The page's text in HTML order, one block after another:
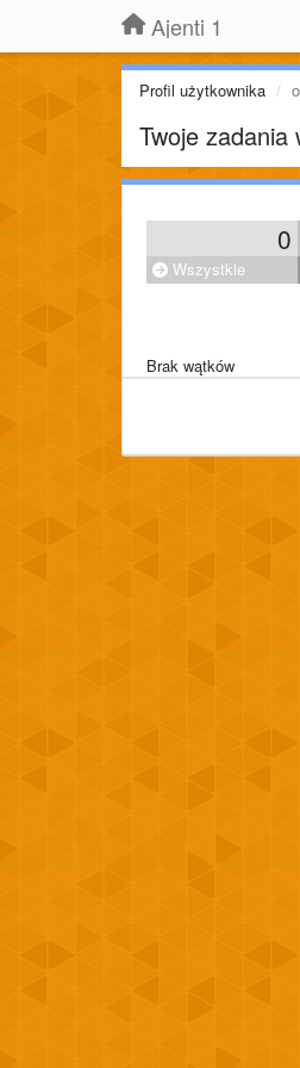
Ajenti 1
Profil użytkownika
Twoje zadania
0
Wszystkie
Brak wątków